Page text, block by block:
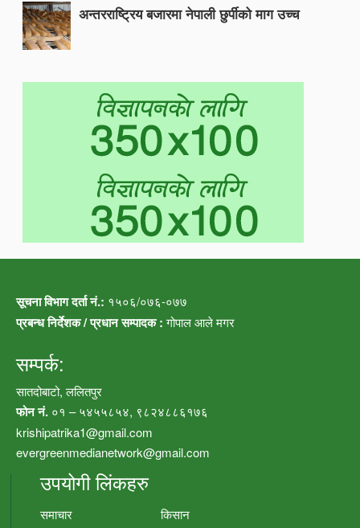
अन्तरराष्ट्रिय बजारमा नेपाली छुर्पीको माग उच्च
सूचना विभाग दर्ता नं.: १५०६/०७६-०७७
प्रबन्ध निर्देशक / प्रधान सम्पादक :गोपाल आले मगर
सम्पर्क:
सातदोबाटो, ललितपुर
फोन नं. ०१ – ५४५५८५४, ९८२४८८६१७६
krishipatrika1@gmail.com
evergreenmedianetwork@gmail.com
उपयोगी लिंकहरु
समाचार किसान